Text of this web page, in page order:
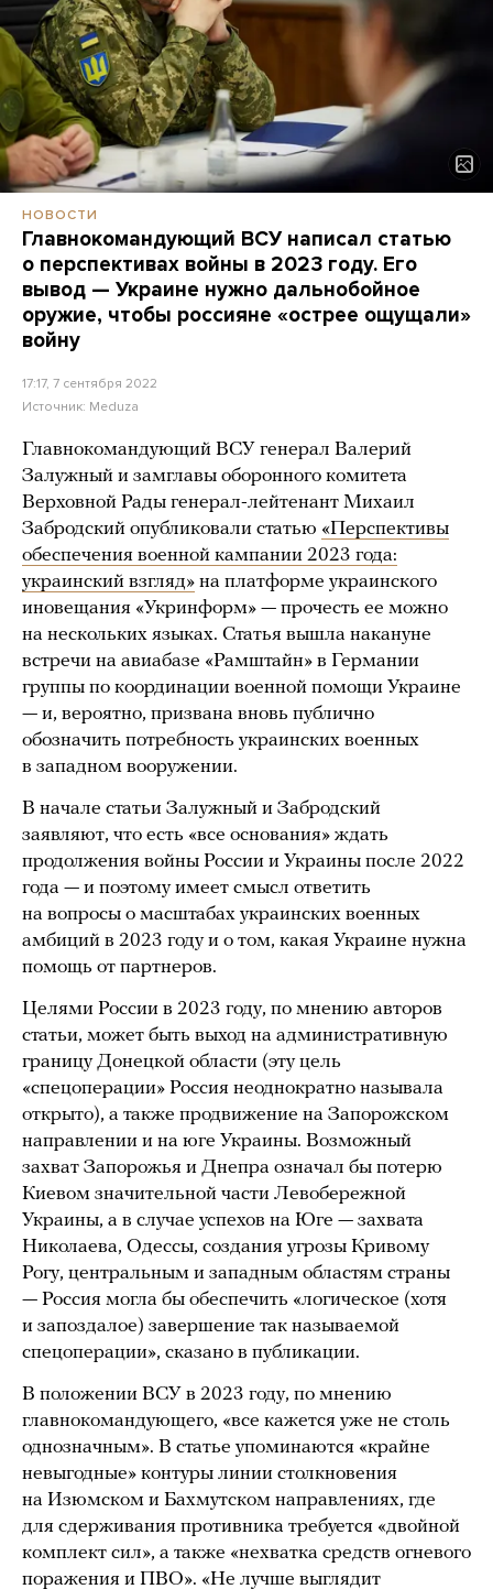
НОВОСТИ
Главнокомандующий ВСУ написал статью
о перспективах войны в 2023 году. Его
вывод — Украине нужно дальнобойное
оружие, чтобы россияне «острее ощущали»
войну
17:17, 7 сентября 2022
Источник: Meduza
Главнокомандующий ВСУ генерал Валерий
Залужный и замглавы оборонного комитета
Верховной Рады генерал-лейтенант Михаил
Забродский опубликовали статью «Перспективы
обеспечения военной кампании 2023 года:
украинский взгляд» на платформе украинского
иновещания «Укринформ» — прочесть ее можно
на нескольких языках. Статья вышла накануне
встречи на авиабазе «Рамштайн» в Германии
группы по координации военной помощи Украине
— и, вероятно, призвана вновь публично
обозначить потребность украинских военных
в западном вооружении.
В начале статьи Залужный и Забродский
заявляют, что есть «все основания» ждать
продолжения войны России и Украины после 2022
года — и поэтому имеет смысл ответить
на вопросы о масштабах украинских военных
амбиций в 2023 году и о том, какая Украине нужна
помощь от партнеров.
Целями России в 2023 году, по мнению авторов
статьи, может быть выход на административную
границу Донецкой области (эту цель
«спецоперации» Россия неоднократно называла
открыто), а также продвижение на Запорожском
направлении и на юге Украины. Возможный
захват Запорожья и Днепра означал бы потерю
Киевом значительной части Левобережной
Украины, а в случае успехов на Юге — захвата
Николаева, Одессы, создания угрозы Кривому
Рогу, центральным и западным областям страны
— Россия могла бы обеспечить «логическое (хотя
и запоздалое) завершение так называемой
спецоперации», сказано в публикации.
В положении ВСУ в 2023 году, по мнению
главнокомандующего, «все кажется уже не столь
однозначным». В статье упоминаются «крайне
невыгодные» контуры линии столкновения
на Изюмском и Бахмутском направлениях, где
для сдерживания противника требуется «двойной
комплект сил», а также «нехватка средств огневого
поражения и ПВО». «Не лучше выглядит